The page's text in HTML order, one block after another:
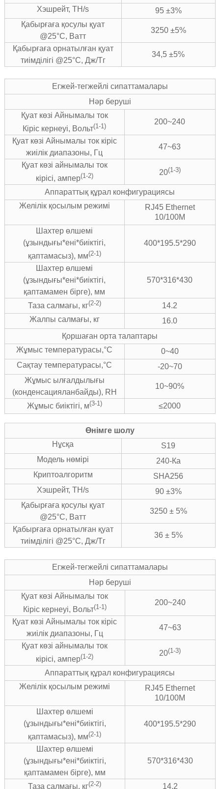
Хэшрейт, TH/s
95 ±3%
Қабырғаға қосулы қуат
@25°C, Ватт
3250 ±5%
Қабырғаға орнатылған қуат
тиімділігі @25°C, Дж/Тг
34,5 ±5%
Егжей-тегжейлі сипаттамалары
Нәр беруші
Қуат көзі Айнымалы ток
Кіріс кернеуі, Вольт(1-1)
200~240
Қуат көзі Айнымалы ток кіріс
жиілік диапазоны, Гц
47~63
Қуат көзі айнымалы ток
кірісі, ампер(1-2) 20(1-3)
Аппараттық құрал конфигурациясы
Желілік қосылым режимі
RJ45 Ethernet
10/100M
Шахтер өлшемі
(ұзындығы*ені*биіктігі,
қаптамасыз), мм(2-1)
400*195.5*290
Шахтер өлшемі
(ұзындығы*ені*биіктігі,
қаптамамен бірге), мм
570*316*430
Таза салмағы, кг(2-2)
14.2
Жалпы салмағы, кг
16.0
Қоршаған орта талаптары
Жұмыс температурасы,°C
0~40
Сақтау температурасы,°C
-20~70
Жұмыс ылғалдылығы
(конденсацияланбайды), RH
10~90%
Жұмыс биіктігі, м(3-1) ≤2000
Өнімге шолу
Нұсқа
S19
Модель нөмірі
240-Ка
Криптоалгоритм
SHA256
Хэшрейт, TH/s
90 ±3%
Қабырғаға қосулы қуат
@25°C, Ватт
3250 ± 5%
Қабырғаға орнатылған қуат
тиімділігі @25°C, Дж/Тг
36 ± 5%
Егжей-тегжейлі сипаттамалары
Нәр беруші
Қуат көзі Айнымалы ток
Кіріс кернеуі, Вольт(1-1)
200~240
Қуат көзі Айнымалы ток кіріс
жиілік диапазоны, Гц
47~63
Қуат көзі айнымалы ток
кірісі, ампер(1-2) 20(1-3)
Аппараттық құрал конфигурациясы
Желілік қосылым режимі
RJ45 Ethernet
10/100M
Шахтер өлшемі
(ұзындығы*ені*биіктігі,
қаптамасыз), мм(2-1)
400*195.5*290
Шахтер өлшемі
(ұзындығы*ені*биіктігі,
қаптамамен бірге), мм
570*316*430
Таза салмағы, кг(2-2) 14.2